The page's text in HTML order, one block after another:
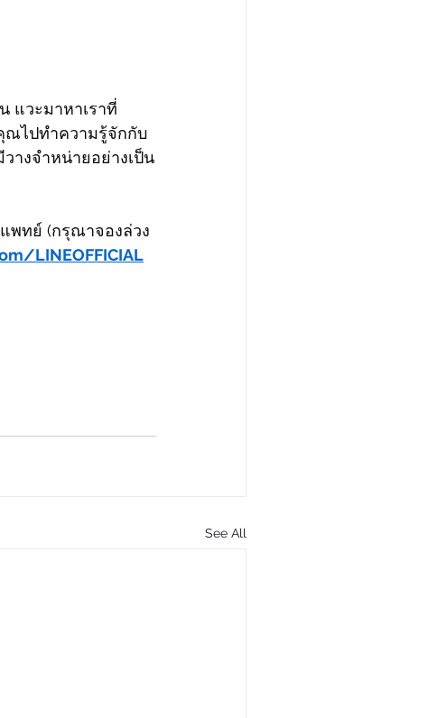
แวะมาหาเราที่
ณไปทำความรู้จักกับ
างจำหน่ายอย่างเป็น
พทย์ (กรุณาจองล่วง
LINEOFFICIAL
See All